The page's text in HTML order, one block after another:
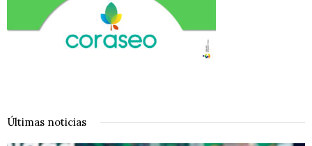
Últimas noticias